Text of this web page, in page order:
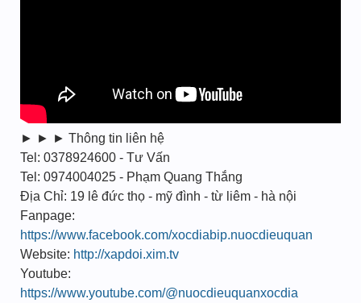
► ► ► Thông tin liên hệ
Tel: 0378924600 - Tư Vấn
Tel: 0974004025 - Phạm Quang Thắng
Địa Chỉ: 19 lê đức thọ - mỹ đình - từ liêm - hà nội
Fanpage:
https://www.facebook.com/xocdiabip.nuocdieuquan
Website: http://xapdoi.xim.tv
Youtube:
https://www.youtube.com/@nuocdieuquanxocdia